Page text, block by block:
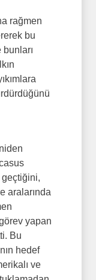
rağmen
bu
bunları
geçtiğini,
aralarında
yapan
Bu
hedef
ve